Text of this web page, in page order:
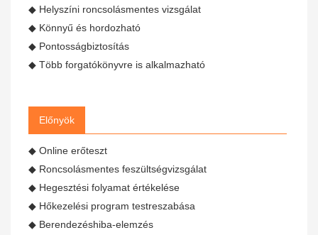
◆ Helyszíni roncsolásmentes vizsgálat
◆ Könnyű és hordozható
◆ Pontosságbiztosítás
◆ Több forgatókönyvre is alkalmazható
Előnyök
◆ Online erőteszt
◆ Roncsolásmentes feszültségvizsgálat
◆ Hegesztési folyamat értékelése
◆ Hőkezelési program testreszabása
◆ Berendezéshiba-elemzés